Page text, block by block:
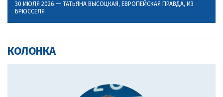
30 ИЮЛЯ 2026 — ТАТЬЯНА ВЫСОЦКАЯ , ЕВРОПЕЙСКАЯ ПРАВДА, ИЗ
БРЮССЕЛЯ
КОЛОНКА